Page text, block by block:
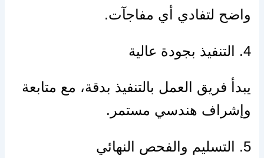
واضح لتفادي أي مفاجآت.
4. التنفيذ بجودة عالية
يبدأ فريق العمل بالتنفيذ بدقة، مع متابعة
وإشراف هندسي مستمر.
5. التسليم والفحص النهائي